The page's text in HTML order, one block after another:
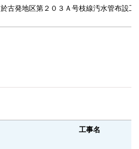
於古発地区第２０３Ａ号枝線汚水管布設工
工事名